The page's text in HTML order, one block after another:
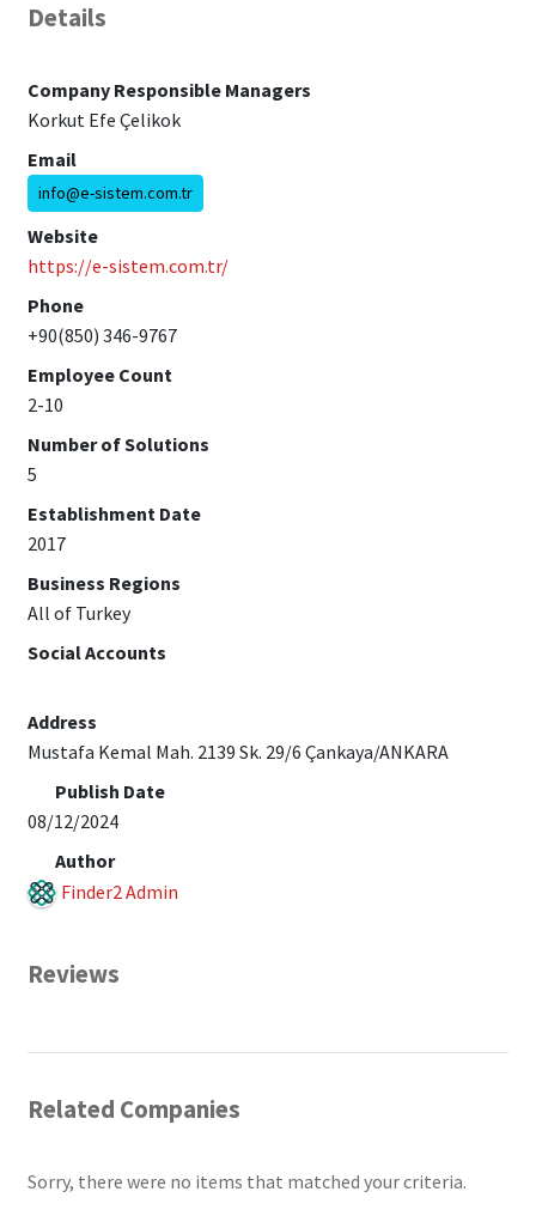
Details
Company Responsible Managers
Korkut Efe Çelikok
Email
info@e-sistem.com.tr
Website
https://e-sistem.com.tr/
Phone
+90(850) 346-9767
Employee Count
2-10
Number of Solutions
5
Establishment Date
2017
Business Regions
All of Turkey
Social Accounts
Address
Mustafa Kemal Mah. 2139 Sk. 29/6 Çankaya/ANKARA
Publish Date
08/12/2024
Author
Finder2 Admin
Reviews
Related Companies
Sorry, there were no items that matched your criteria.